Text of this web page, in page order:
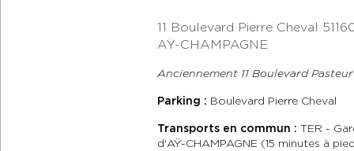
11 Boulevard Pierre Cheval
AŸ-CHAMPAGNE
Anciennement 11 Boulevard Pasteur
Parking : Boulevard Pierre Cheval
Transports en commun : TER -
d'AŸ-CHAMPAGNE (15 minutes à